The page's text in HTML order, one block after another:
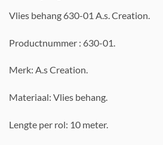
Vlies behang 630-01 A.s. Creation.
Productnummer : 630-01.
Merk: A.s Creation.
Materiaal: Vlies behang.
Lengte per rol: 10 meter.